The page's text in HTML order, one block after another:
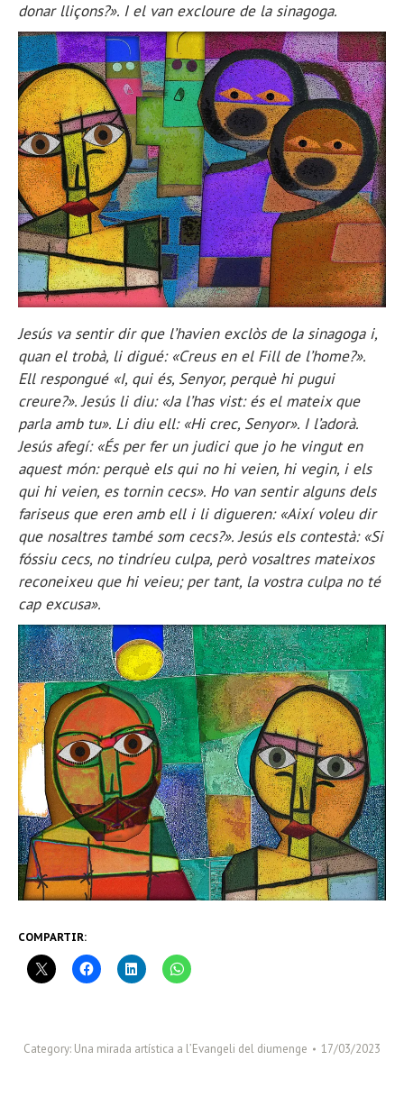
donar lliçons?». I el van excloure de la sinagoga.
Jesús va sentir dir que l’havien exclòs de la sinagoga i,
quan el trobà, li digué: «Creus en el Fill de l’home?».
Ell respongué «I, qui és, Senyor, perquè hi pugui
creure?». Jesús li diu: «Ja l’has vist: és el mateix que
parla amb tu». Li diu ell: «Hi crec, Senyor». I l’adorà.
Jesús afegí: «És per fer un judici que jo he vingut en
aquest món: perquè els qui no hi veien, hi vegin, i els
qui hi veien, es tornin cecs». Ho van sentir alguns dels
fariseus que eren amb ell i li digueren: «Així voleu dir
que nosaltres també som cecs?». Jesús els contestà: «Si
fóssiu cecs, no tindríeu culpa, però vosaltres mateixos
reconeixeu que hi veieu; per tant, la vostra culpa no té
cap excusa».
COMPARTIR:
Category: Una mirada artística a l’Evangeli del diumenge 17/03/2023